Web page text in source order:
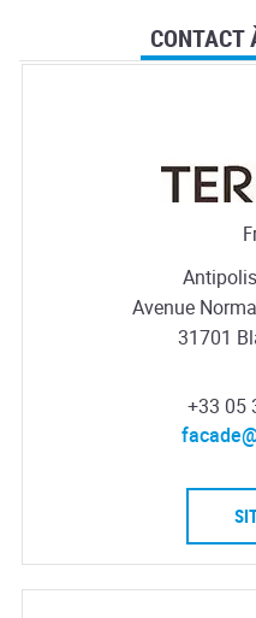
CONTACT
Avenue
31701
+33 05